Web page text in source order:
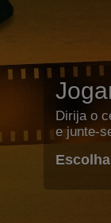
Dirija o
e junte-